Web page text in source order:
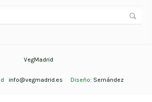
VegMadrid
info@vegmadrid.es Diseño: Sernández